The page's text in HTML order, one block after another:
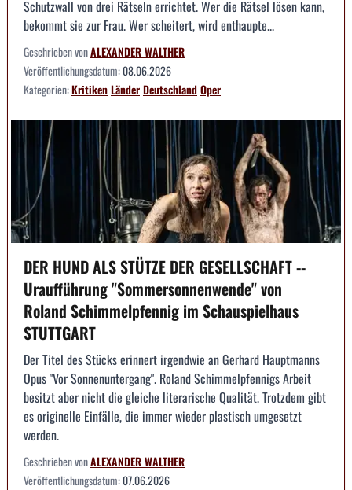
Schutzwall von drei Rätseln errichtet. Wer die Rätsel lösen kann,
bekommt sie zur Frau. Wer scheitert, wird enthaupte...
Geschrieben vonALEXANDER WALTHER
Veröffentlichungsdatum:08.06.2026
Kategorien:KritikenLänderDeutschlandOper
DER HUND ALS STÜTZE DER GESELLSCHAFT --
Uraufführung "Sommersonnenwende" von
Roland Schimmelpfennig im Schauspielhaus
STUTTGART
Der Titel des Stücks erinnert irgendwie an Gerhard Hauptmanns
Opus "Vor Sonnenuntergang". Roland Schimmelpfennigs Arbeit
besitzt aber nicht die gleiche literarische Qualität. Trotzdem gibt
es originelle Einfälle, die immer wieder plastisch umgesetzt
werden.
Geschrieben vonALEXANDER WALTHER
Veröffentlichungsdatum:07.06.2026